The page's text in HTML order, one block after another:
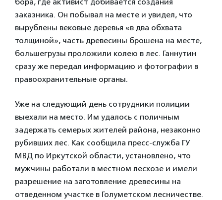
заказника. Он побывал на месте и увидел, что
вырублены вековые деревья «в два обхвата
толщиной», часть древесины брошена на месте,
большегрузы проложили колею в лес. Ганнутин
сразу же передал информацию и фотографии в
правоохранительные органы.
Уже на следующий день сотрудники полиции
выехали на место. Им удалось с поличным
задержать семерых жителей района, незаконно
рубивших лес. Как сообщила пресс-служба ГУ
МВД по Иркутской области, установлено, что
мужчины работали в местном лесхозе и имели
разрешение на заготовление древесины на
отведенном участке в Голуметском лесничестве.